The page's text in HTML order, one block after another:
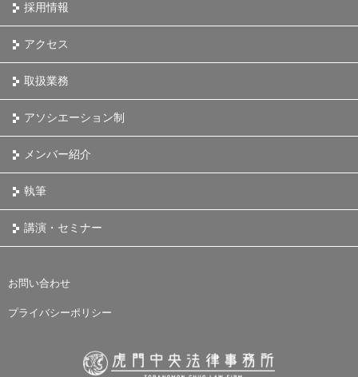
採用情報
アクセス
取扱業務
アソシエーション制
メンバー紹介
執筆
講演・セミナー
お問い合わせ
プライバシーポリシー